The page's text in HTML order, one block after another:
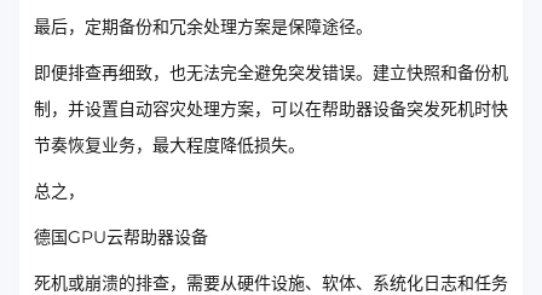
最后，定期备份和冗余处理方案是保障途径。
即便排查再细致，也无法完全避免突发错误。建立快照和备份机
制，并设置自动容灾处理方案，可以在帮助器设备突发死机时快
节奏恢复业务，最大程度降低损失。
总之，
德国GPU云帮助器设备
死机或崩溃的排查，需要从硬件设施、软体、系统化日志和任务